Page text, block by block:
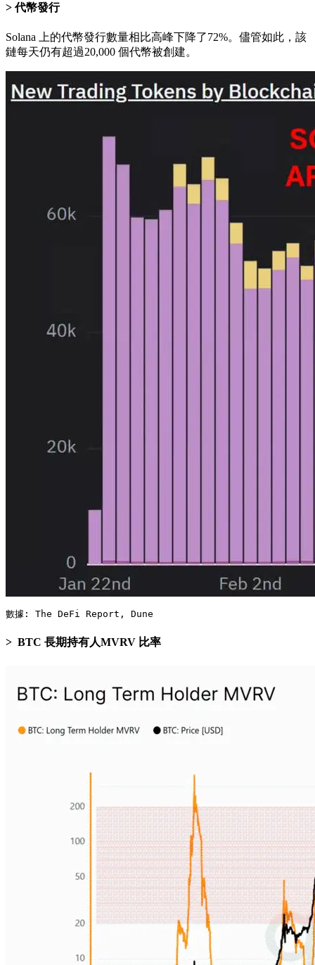
代幣發行
Solana 上的代幣發行數量相比高峰下降了72%。儘管如此，該
鏈每天仍有超過20,000 個代幣被創建。
數據: The DeFi Report, Dune
BTC 長期持有人MVRV 比率